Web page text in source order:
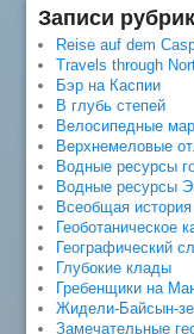
Записи
Reise auf dem
Travels through
Бэр на Каспии
В глубь степей
Велосипедные
Верхнемеловые
Водные ресурсы
Водные ресурсы
Всеобщая
Геоботаническое
Географический
Глубокие клады
Гребенщики на
Жидели-Байсын-
Замечательные